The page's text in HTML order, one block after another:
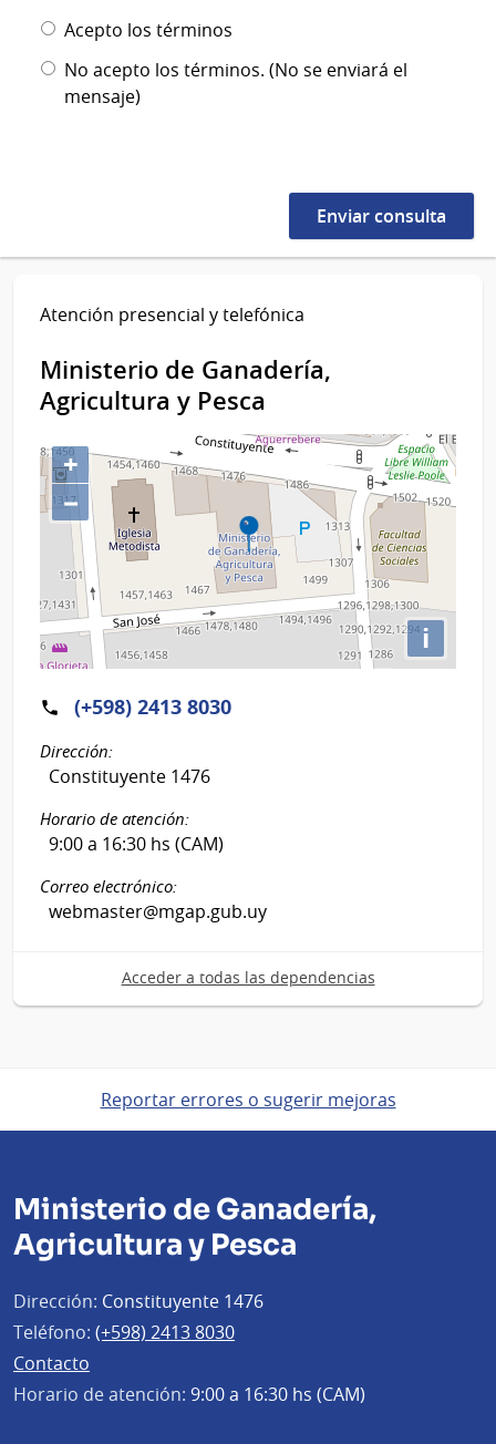
Acepto los términos
No acepto los términos. (No se enviará el
mensaje)
Atención presencial y telefónica
Ministerio de Ganadería,
Agricultura y Pesca
+
−
i
(+598) 2413 8030
Dirección:
Constituyente 1476
Horario de atención:
9:00 a 16:30 hs (CAM)
Correo electrónico:
webmaster@mgap.gub.uy
Acceder a todas las dependencias
Reportar errores o sugerir mejoras
Ministerio de Ganadería,
Agricultura y Pesca
Dirección: Constituyente 1476
Teléfono: (+598) 2413 8030
Contacto
Horario de atención: 9:00 a 16:30 hs (CAM)